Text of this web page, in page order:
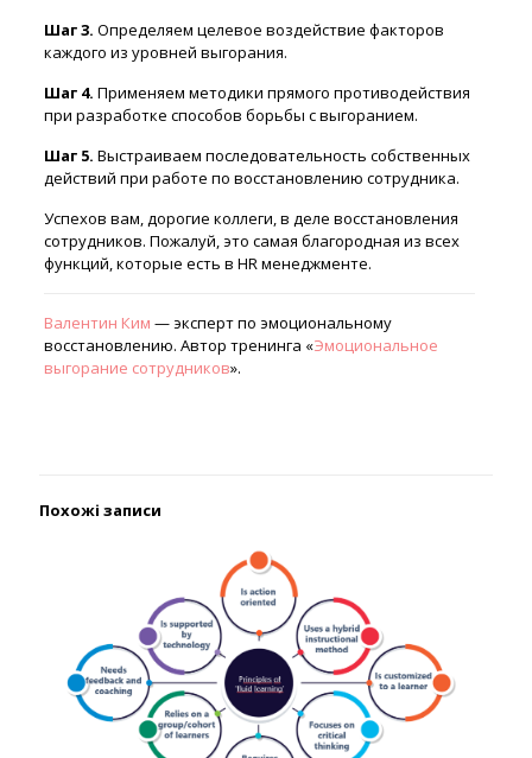
Шаг 3. Определяем целевое воздействие факторов
каждого из уровней выгорания.
Шаг 4. Применяем методики прямого противодействия
при разработке способов борьбы с выгоранием.
Шаг 5. Выстраиваем последовательность собственных
действий при работе по восстановлению сотрудника.
Успехов вам, дорогие коллеги, в деле восстановления
сотрудников. Пожалуй, это самая благородная из всех
функций, которые есть в HR менеджменте.
Валентин Ким — эксперт по эмоциональному
восстановлению. Автор тренинга «Эмоциональное
выгорание сотрудников».
Похожі записи